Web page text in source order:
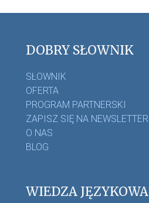
DOBRY SŁOWNIK
SŁOWNIK
OFERTA
PROGRAM PARTNERSKI
ZAPISZ SIĘ NA NEWSLETTER
O NAS
BLOG
WIEDZA JĘZYKOWA